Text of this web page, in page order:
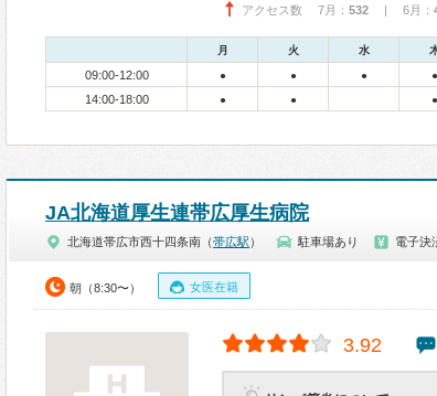
アクセス数 7月： 532 | 6月：
月 火 水
09:00-12:00 ● ● ● ●
14:00-18:00
● ● ●
JA北海道厚生連帯広厚生病院
北海道帯広市西十四条南（帯広駅 ） 駐車場あり 電子決
朝（8:30〜） 女医在籍
3.92